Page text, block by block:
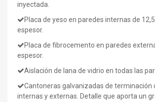
inyectada.
Placa de yeso en paredes internas de
espesor.
Placa de fibrocemento en paredes
espesor.
Aislación de lana de vidrio en todas las
Cantoneras galvanizadas de terminación
internas y externas. Detalle que aporta un